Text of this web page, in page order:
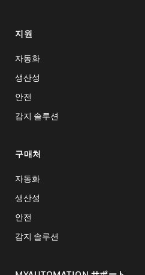
지원
자동화
생산성
안전
감지 솔루션
구매처
자동화
생산성
안전
감지 솔루션